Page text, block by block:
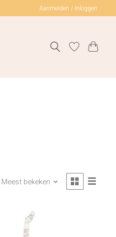
Aanmelden / Inloggen
Meest bekeken